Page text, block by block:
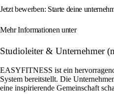
Jetzt bewerben: Starte deine
Mehr Informationen unter
Studioleiter & Unternehmer
EASYFITNESS ist ein
System bereitstellt. Die
eine inspirierende Gemeinschaft